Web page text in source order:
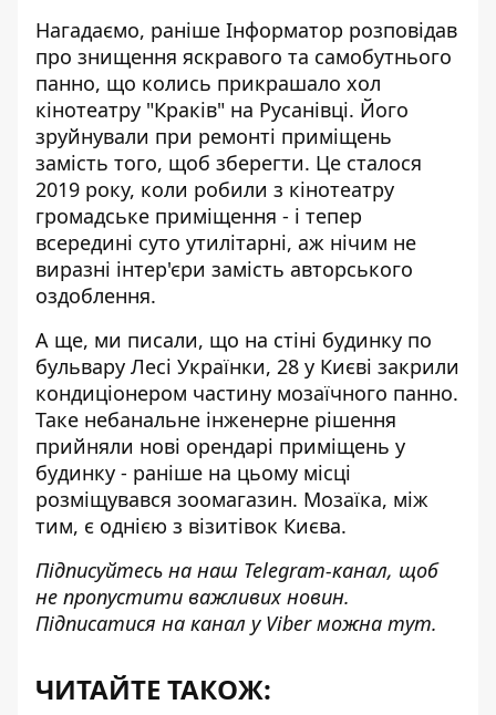
Нагадаємо, раніше Інформатор розповідав
про знищення яскравого та самобутнього
панно, що колись прикрашало хол
кінотеатру "Краків" на Русанівці. Його
зруйнували при ремонті приміщень
замість того, щоб зберегти. Це сталося
2019 року, коли робили з кінотеатру
громадське приміщення - і тепер
всередині суто утилітарні, аж нічим не
виразні інтер'єри замість авторського
оздоблення.
А ще, ми писали, що на стіні будинку по
бульвару Лесі Українки, 28 у Києві закрили
кондиціонером частину мозаїчного панно.
Таке небанальне інженерне рішення
прийняли нові орендарі приміщень у
будинку - раніше на цьому місці
розміщувався зоомагазин. Мозаїка, між
тим, є однією з візитівок Києва.
Підписуйтесь на наш Telegram-канал, щоб
не пропустити важливих новин.
Підписатися на канал у Viber можна тут.
ЧИТАЙТЕ ТАКОЖ: